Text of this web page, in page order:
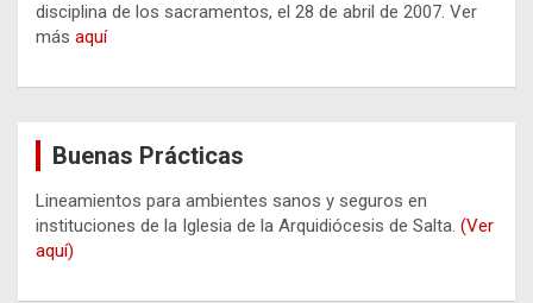
disciplina de los sacramentos, el 28 de abril de 2007. Ver
más aquí
Buenas Prácticas
Lineamientos para ambientes sanos y seguros en
instituciones de la Iglesia de la Arquidiócesis de Salta. (Ver
aquí)